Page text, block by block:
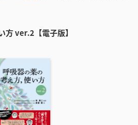
方 ver.2【電子版】